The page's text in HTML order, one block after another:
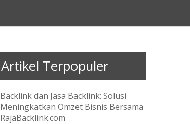
Artikel Terpopuler
Backlink dan Jasa Backlink: Solusi
Meningkatkan Omzet Bisnis Bersama
RajaBacklink.com